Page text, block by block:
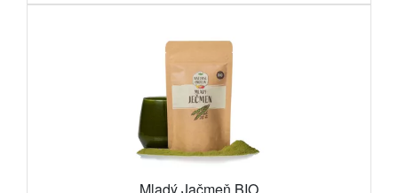
Mladý Jačmeň BIO